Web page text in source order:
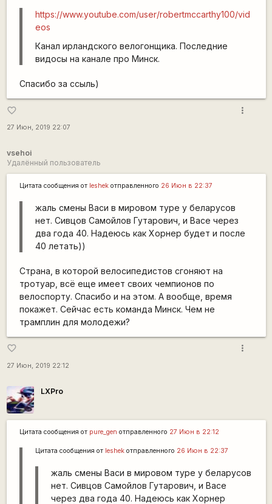
https://www.youtube.com/user/robertmccarthy100/vid
eos
Канал ирландского велогонщика. Последние
видосы на канале про Минск.
Спасибо за ссыль)
favorite_border
27 Июн, 2019 22:07
more_vert
vsehoi
Удалённый пользователь
Цитата сообщения от leshekотправленного 26 Июн в 22:37
жаль смены Васи в мировом туре у беларусов
нет. Сивцов Самойлов Гутарович, и Васе через
два года 40. Надеюсь как Хорнер будет и после
40 летать))
Страна, в которой велосипедистов сгоняют на
тротуар, всё еще имеет своих чемпионов по
велоспорту. Спасибо и на этом. А вообще, время
покажет. Сейчас есть команда Минск. Чем не
трамплин для молодежи?
favorite_border
27 Июн, 2019 22:12
more_vert
LXPro
Цитата сообщения от pure_gen отправленного 27 Июн в 22:12
Цитата сообщения от leshekотправленного 26 Июн в 22:37
жаль смены Васи в мировом туре у беларусов
нет. Сивцов Самойлов Гутарович, и Васе
через два года 40. Надеюсь как Хорнер